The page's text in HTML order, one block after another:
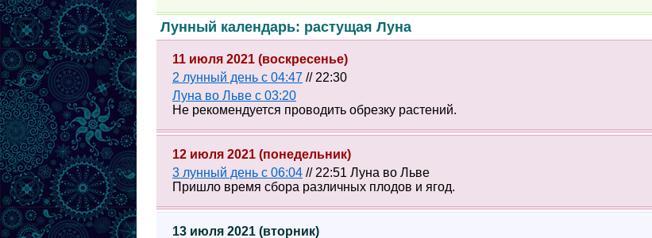
Лунный календарь: растущая Луна
11 июля 2021 (воскресенье)
2 лунный день с 04:47 // 22:30
Луна во Льве с 03:20
Не рекомендуется проводить обрезку растений.
12 июля 2021 (понедельник)
3 лунный день с 06:04 // 22:51 Луна во Льве
Пришло время сбора различных плодов и ягод.
13 июля 2021 (вторник)